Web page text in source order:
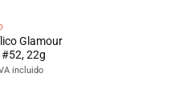
Glamour
22g
incluido